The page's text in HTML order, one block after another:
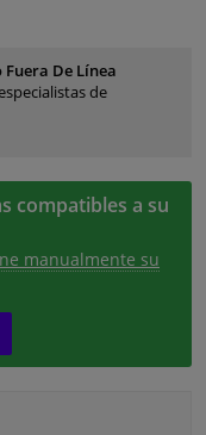
Fuera De Línea
de
compatibles a su
manualmente su